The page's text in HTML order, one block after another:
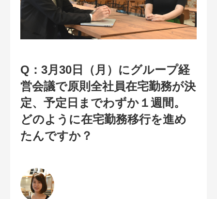
Q：3月30日（月）にグループ経
営会議で原則全社員在宅勤務が決
定、予定日までわずか１週間。
どのように在宅勤務移行を進め
たんですか？